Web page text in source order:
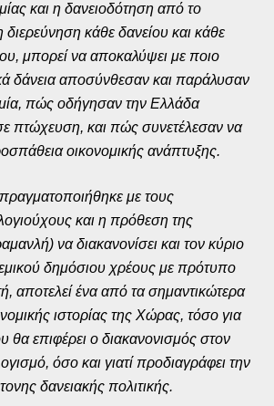
και η δανειοδότηση από το
κάθε δανείου και κάθε
μπορεί να αποκαλύψει με ποιο
δάνεια αποσύνθεσαν και παράλυσαν
πώς οδήγησαν την Ελλάδα
πτώχευση, και πώς συνετέλεσαν να
οικονομικής ανάπτυξης.
με τους
και η πρόθεση της
να διακανονίσει και τον κύριο
δημόσιου χρέους με πρότυπο
αποτελεί ένα από τα σημαντικώτερα
ιστορίας της Χώρας, τόσο για
θα επιφέρει ο διακανονισμός στον
όσο και γιατί προδιαγράφει την
δανειακής πολιτικής.